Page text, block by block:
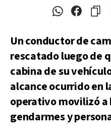
Un conductor de
rescatado luego de
cabina de su
alcance ocurrido en
operativo movilizó a
gendarmes y